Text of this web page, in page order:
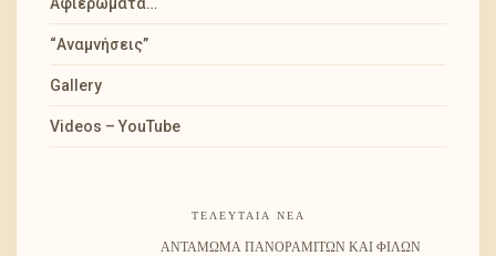
“Αναμνήσεις”
Gallery
Videos – YouTube
ΤΕΛΕΥΤΑΊΑ ΝΈΑ
ΑΝΤΆΜΩΜΑ ΠΑΝΟΡΑΜΙΤΏΝ ΚΑΙ ΦΊΛΩΝ